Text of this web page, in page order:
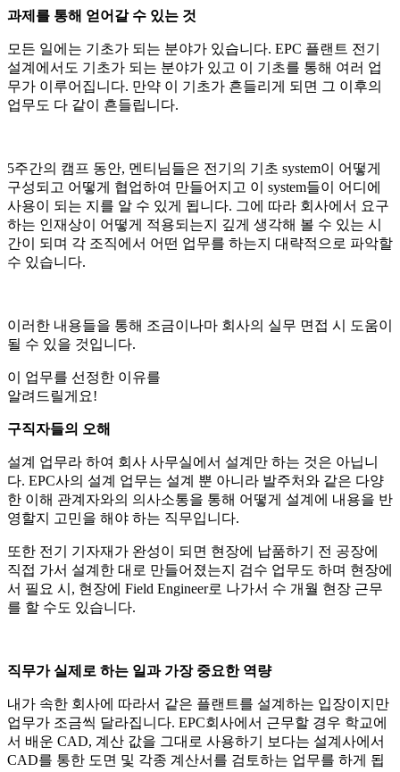
과제를 통해 얻어갈 수 있는 것
모든 일에는 기초가 되는 분야가 있습니다. EPC 플랜트 전기
설계에서도 기초가 되는 분야가 있고 이 기초를 통해 여러 업
무가 이루어집니다. 만약 이 기초가 흔들리게 되면 그 이후의
업무도 다 같이 흔들립니다.
5주간의 캠프 동안, 멘티님들은 전기의 기초 system이 어떻게
구성되고 어떻게 협업하여 만들어지고 이 system들이 어디에
사용이 되는 지를 알 수 있게 됩니다. 그에 따라 회사에서 요구
하는 인재상이 어떻게 적용되는지 깊게 생각해 볼 수 있는 시
간이 되며 각 조직에서 어떤 업무를 하는지 대략적으로 파악할
수 있습니다.
이러한 내용들을 통해 조금이나마 회사의 실무 면접 시 도움이
될 수 있을 것입니다.
이 업무를 선정한 이유를
알려드릴게요!
구직자들의 오해
설계 업무라 하여 회사 사무실에서 설계만 하는 것은 아닙니
다. EPC사의 설계 업무는 설계 뿐 아니라 발주처와 같은 다양
한 이해 관계자와의 의사소통을 통해 어떻게 설계에 내용을 반
영할지 고민을 해야 하는 직무입니다.
또한 전기 기자재가 완성이 되면 현장에 납품하기 전 공장에
직접 가서 설계한 대로 만들어졌는지 검수 업무도 하며 현장에
서 필요 시, 현장에 Field Engineer로 나가서 수 개월 현장 근무
를 할 수도 있습니다.
직무가 실제로 하는 일과 가장 중요한 역량
내가 속한 회사에 따라서 같은 플랜트를 설계하는 입장이지만
업무가 조금씩 달라집니다. EPC회사에서 근무할 경우 학교에
서 배운 CAD, 계산 값을 그대로 사용하기 보다는 설계사에서
CAD를 통한 도면 및 각종 계산서를 검토하는 업무를 하게 됩